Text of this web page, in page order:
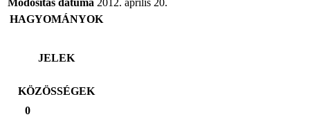
HAGYOMÁNYOK
JELEK
KÖZÖSSÉGEK
0